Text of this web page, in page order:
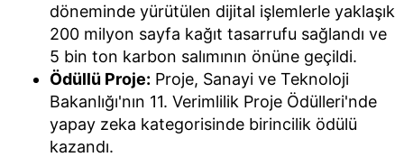
döneminde yürütülen dijital işlemlerle yaklaşık
200 milyon sayfa kağıt tasarrufu sağlandı ve
5 bin ton karbon salımının önüne geçildi.
Ödüllü Proje: Proje, Sanayi ve Teknoloji
Bakanlığı'nın 11. Verimlilik Proje Ödülleri'nde
yapay zeka kategorisinde birincilik ödülü
kazandı.